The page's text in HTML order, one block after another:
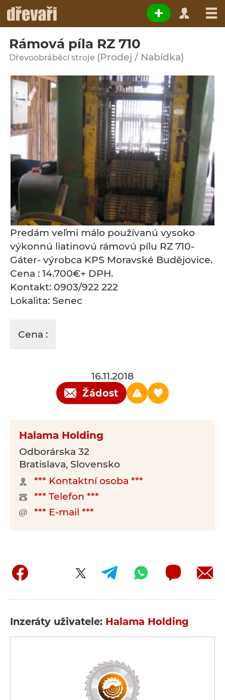
Rámová píla RZ 710
Dřevoobráběcí stroje (Prodej / Nabídka)
Predám veľmi málo používanú vysoko
výkonnú liatinovú rámovú pílu RZ 710-
Gáter- výrobca KPS Moravské Budějovice.
Cena : 14.700€+ DPH.
Kontakt: 0903/922 222
Lokalita: Senec
Cena :
16.11.2018
Žádost
Halama Holding
Odborárska 32
Bratislava, Slovensko
*** Kontaktní osoba ***
*** Telefon ***
*** E-mail ***
Inzeráty uživatele: Halama Holding